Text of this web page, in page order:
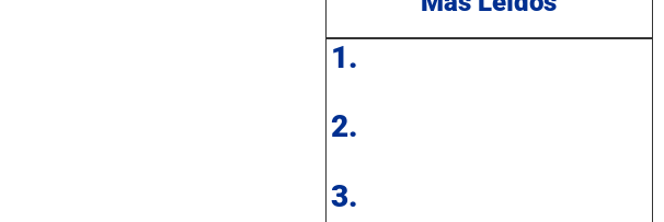
1.
2.
3.